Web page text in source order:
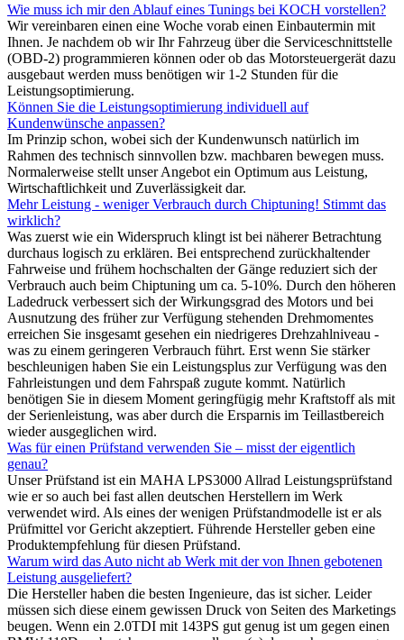
Wie muss ich mir den Ablauf eines Tunings bei KOCH vorstellen?
Wir vereinbaren einen eine Woche vorab einen Einbautermin mit
Ihnen. Je nachdem ob wir Ihr Fahrzeug über die Serviceschnittstelle
(OBD-2) programmieren können oder ob das Motorsteuergerät dazu
ausgebaut werden muss benötigen wir 1-2 Stunden für die
Leistungsoptimierung.
Können Sie die Leistungsoptimierung individuell auf
Kundenwünsche anpassen?
Im Prinzip schon, wobei sich der Kundenwunsch natürlich im
Rahmen des technisch sinnvollen bzw. machbaren bewegen muss.
Normalerweise stellt unser Angebot ein Optimum aus Leistung,
Wirtschaftlichkeit und Zuverlässigkeit dar.
Mehr Leistung - weniger Verbrauch durch Chiptuning! Stimmt das
wirklich?
Was zuerst wie ein Widerspruch klingt ist bei näherer Betrachtung
durchaus logisch zu erklären. Bei entsprechend zurückhaltender
Fahrweise und frühem hochschalten der Gänge reduziert sich der
Verbrauch auch beim Chiptuning um ca. 5-10%. Durch den höheren
Ladedruck verbessert sich der Wirkungsgrad des Motors und bei
Ausnutzung des früher zur Verfügung stehenden Drehmomentes
erreichen Sie insgesamt gesehen ein niedrigeres Drehzahlniveau -
was zu einem geringeren Verbrauch führt. Erst wenn Sie stärker
beschleunigen haben Sie ein Leistungsplus zur Verfügung was den
Fahrleistungen und dem Fahrspaß zugute kommt. Natürlich
benötigen Sie in diesem Moment geringfügig mehr Kraftstoff als mit
der Serienleistung, was aber durch die Ersparnis im Teillastbereich
wieder ausgeglichen wird.
Was für einen Prüfstand verwenden Sie – misst der eigentlich
genau?
Unser Prüfstand ist ein MAHA LPS3000 Allrad Leistungsprüfstand
wie er so auch bei fast allen deutschen Herstellern im Werk
verwendet wird. Als eines der wenigen Prüfstandmodelle ist er als
Prüfmittel vor Gericht akzeptiert. Führende Hersteller geben eine
Produktempfehlung für diesen Prüfstand.
Warum wird das Auto nicht ab Werk mit der von Ihnen gebotenen
Leistung ausgeliefert?
Die Hersteller haben die besten Ingenieure, das ist sicher. Leider
müssen sich diese einem gewissen Druck von Seiten des Marketings
beugen. Wenn ein 2.0TDI mit 143PS gut genug ist um gegen einen